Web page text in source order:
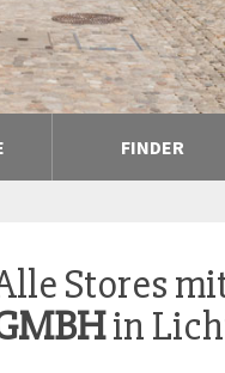
FINDER
Stores
in